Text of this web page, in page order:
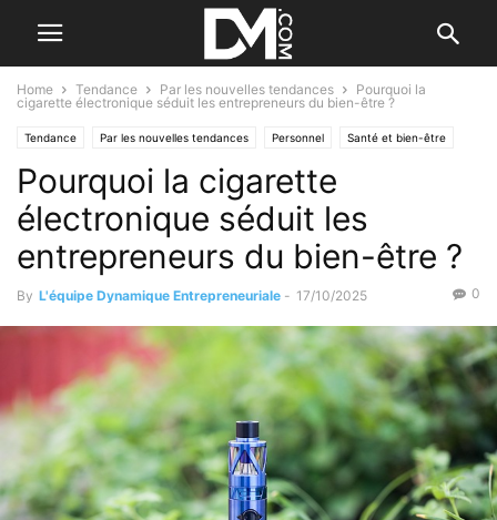
Home Tendance Par les nouvelles tendances
Pourquoi la
cigarette électronique séduit les entrepreneurs du bien-être ?
Tendance Par les nouvelles tendances Personnel Santé et bien-être
Pourquoi la cigarette
électronique séduit les
entrepreneurs du bien-être ?
By L'équipe Dynamique Entrepreneuriale - 17/10/2025 0